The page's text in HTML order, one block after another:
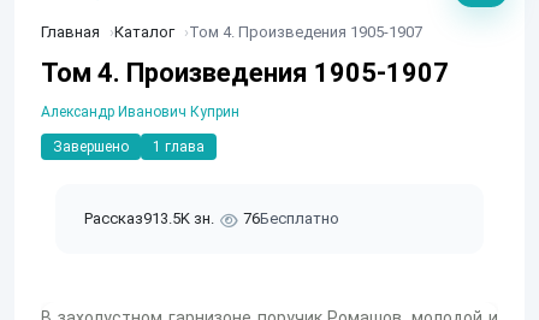
Главная Каталог Том 4. Произведения 1905-1907
Том 4. Произведения 1905-1907
Александр Иванович Куприн
Завершено 1 глава
Рассказ913.5K зн. 76Бесплатно